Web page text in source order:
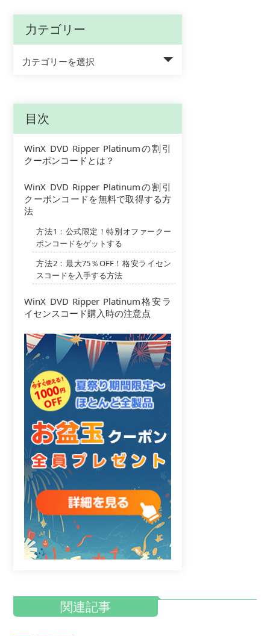
力テゴリー
力テゴリーを選択
目次
WinX DVD Ripper Platinumの割引
クーポンコードとは？
WinX DVD Ripper Platinumの割引
クーポンコードを無料で取得する方
法
方法1：公式限定！特別オファークー
ポンコードをゲットする
方法2：最大75％OFF！格安ライセン
スコードを入手する方法
WinX DVD Ripper Platinum格安ラ
イセンスコード購入時の注意点
関連記事